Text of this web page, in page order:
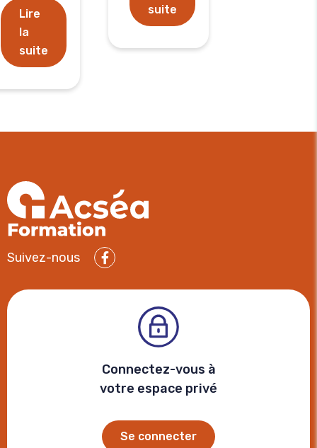
Lire
la
suite
suite
Suivez-nous
Facebook
Connectez-vous à
votre espace privé
Se connecter